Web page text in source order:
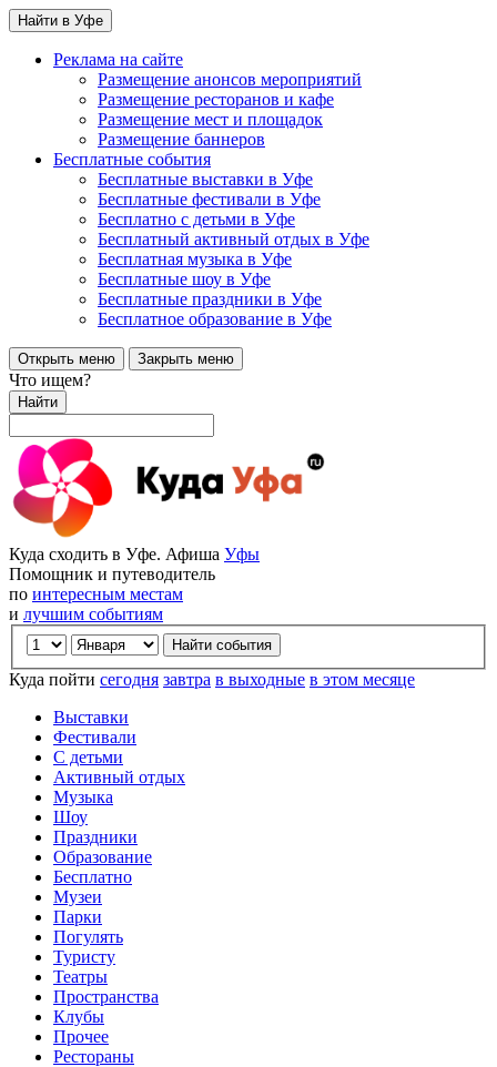
Найти в Уфе
Реклама на сайте
Размещение анонсов мероприятий
Размещение ресторанов и кафе
Размещение мест и площадок
Размещение баннеров
Бесплатные события
Бесплатные выставки в Уфе
Бесплатные фестивали в Уфе
Бесплатно с детьми в Уфе
Бесплатный активный отдых в Уфе
Бесплатная музыка в Уфе
Бесплатные шоу в Уфе
Бесплатные праздники в Уфе
Бесплатное образование в Уфе
Открыть меню Закрыть меню
Что ищем?
Найти
Куда сходить в Уфе. Афиша Уфы
Помощник и путеводитель
по интересным местам
и лучшим событиям
Куда пойти сегодня завтра в выходные в этом месяце
Выставки
Фестивали
С детьми
Активный отдых
Музыка
Шоу
Праздники
Образование
Бесплатно
Музеи
Парки
Погулять
Туристу
Театры
Пространства
Клубы
Прочее
Рестораны